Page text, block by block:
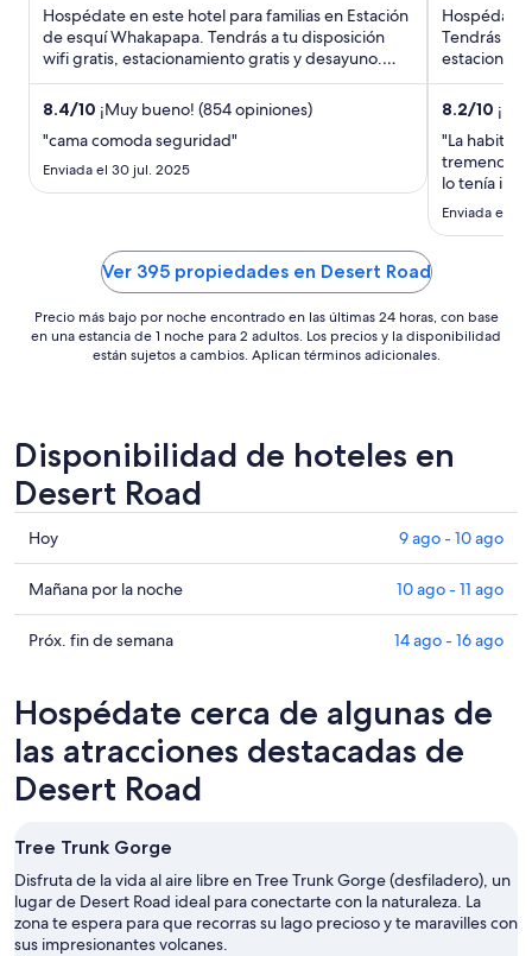
de
$53
en
total
por
25
ago
Hospédate en este hotel para familias en Estación
de esquí Whakapapa. Tendrás a tu disposición
wifi gratis, estacionamiento gratis y desayuno.
Nuestros huéspedes ...
8.4/10 ¡Muy bueno! (854 opiniones)
"cama comoda seguridad"
Enviada el 30 jul. 2025
Hospédate
Tendrás a
Nuestros
8.2/10
"La
lo tenía
pagué a
Enviada el 1
Ver 395 propiedades en Desert Road
Precio más bajo por noche encontrado en las últimas 24 horas, con base
en una estancia de 1 noche para 2 adultos. Los precios y la disponibilidad
están sujetos a cambios. Aplican términos adicionales.
Disponibilidad de hoteles en
Desert Road
Consultar
precios
en
Desert
Road
9
-
10
Hoy 9 ago - 10 ago
Consultar
precios
en
para
mañana
por
la
10
-
11
ago
Mañana por la noche 10 ago - 11 ago
Consultar
Desert
Road
para
el
fin
semana,
14
ago
Próx. fin de semana 14 ago - 16 ago
Hospédate cerca de algunas de
las atracciones destacadas de
Desert Road
Tree Trunk Gorge
Disfruta de la vida al aire libre en Tree Trunk Gorge (desfiladero), un
lugar de Desert Road ideal para conectarte con la naturaleza. La
zona te espera para que recorras su lago precioso y te maravilles con
sus impresionantes volcanes.